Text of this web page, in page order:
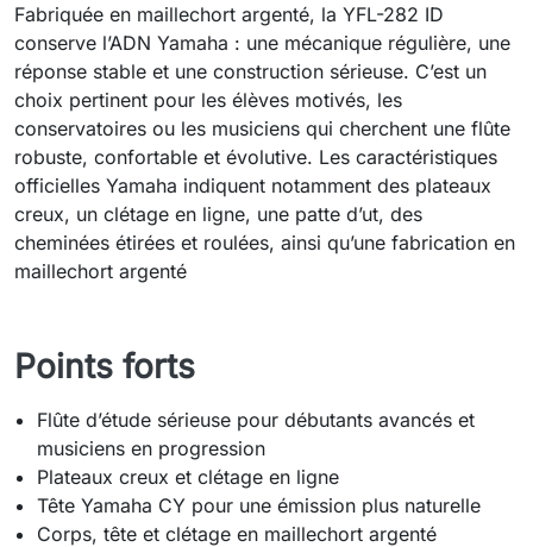
Fabriquée en maillechort argenté, la YFL-282 ID
conserve l’ADN Yamaha : une mécanique régulière, une
réponse stable et une construction sérieuse. C’est un
choix pertinent pour les élèves motivés, les
conservatoires ou les musiciens qui cherchent une flûte
robuste, confortable et évolutive. Les caractéristiques
officielles Yamaha indiquent notamment des plateaux
creux, un clétage en ligne, une patte d’ut, des
cheminées étirées et roulées, ainsi qu’une fabrication en
maillechort argenté
Points forts
Flûte d’étude sérieuse pour débutants avancés et
musiciens en progression
Plateaux creux et clétage en ligne
Tête Yamaha CY pour une émission plus naturelle
Corps, tête et clétage en maillechort argenté